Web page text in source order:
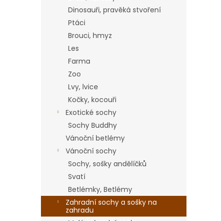
Dinosauři, pravěká stvoření
Ptáci
Brouci, hmyz
Les
Farma
Zoo
Lvy, lvice
Kočky, kocouři
Exotické sochy
Sochy Buddhy
Vánoční betlémy
Vánoční sochy
Sochy, sošky andělíčků
Svatí
Betlémky, Betlémy
Zahradní sochy a sošky na
zahradu